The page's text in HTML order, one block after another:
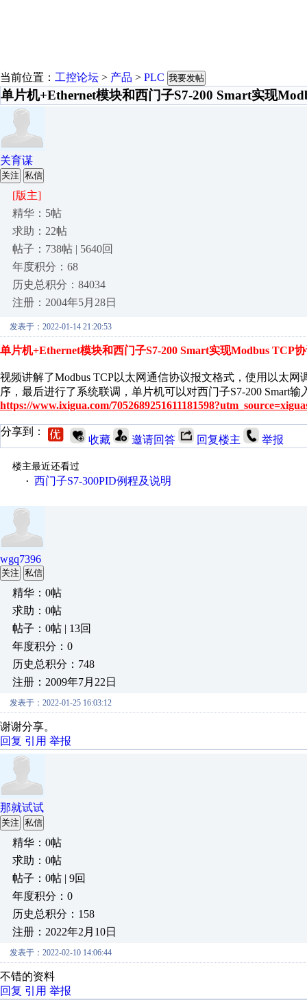
当前位置： 工控论坛 > 产品 > PLC 我要发帖
单片机+Ethernet模块和西门子S7-200 Smart实现
关育谋
关注 私信
[版主]
精华：5帖
求助：22帖
帖子：738帖 | 5640回
年度积分：68
历史总积分：84034
注册：2004年5月28日
发表于：2022-01-14 21:20:53
单片机+Ethernet模块和西门子S7-200 Smart实现Modbus TCP
视频讲解了Modbus TCP以太网通信协议报文格式，使用以太
序，最后进行了系统联调，单片机可以对西门子S7-200 Smart
https://www.ixigua.com/
分享到：
收藏 邀请回答 回复楼主 举报
楼主最近还看过
· 西门子S7-300PID例程及说明
wgq7396
关注 私信
精华：0帖
求助：0帖
帖子：0帖 | 13回
年度积分：0
历史总积分：748
注册：2009年7月22日
发表于：2022-01-25 16:03:12
谢谢分享。
回复 引用 举报
那就试试
关注 私信
精华：0帖
求助：0帖
帖子：0帖 | 9回
年度积分：0
历史总积分：158
注册：2022年2月10日
发表于：2022-02-10 14:06:44
不错的资料
回复 引用 举报